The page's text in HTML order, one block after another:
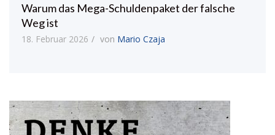
Warum das Mega-Schuldenpaket der falsche
Weg ist
18. Februar 2026 von Mario Czaja